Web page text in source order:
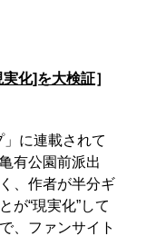
化]を大検証］
に連載されて
有公園前派出
、作者が半分ギ
が“現実化”して
、ファンサイト